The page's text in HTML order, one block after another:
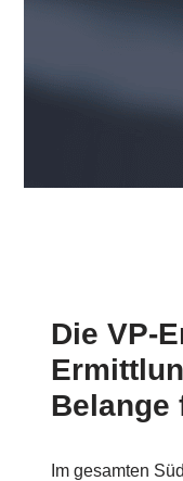
Die VP-
Belange
Im gesamten